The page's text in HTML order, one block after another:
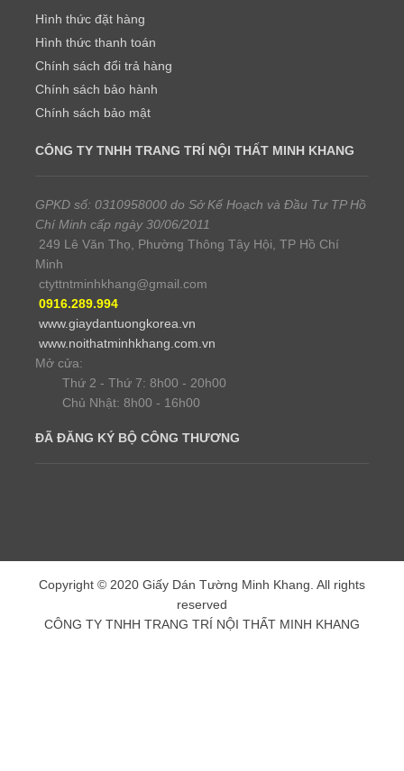
Hình thức đặt hàng
Hình thức thanh toán
Chính sách đổi trả hàng
Chính sách bảo hành
Chính sách bảo mật
CÔNG TY TNHH TRANG TRÍ NỘI THẤT MINH KHANG
GPKD số: 0310958000 do Sở Kế Hoạch và Đầu Tư TP Hồ
Chí Minh cấp ngày 30/06/2011
249 Lê Văn Thọ, Phường Thông Tây Hội, TP Hồ Chí
Minh
ctyttntminhkhang@gmail.com
0916.289.994
www.giaydantuongkorea.vn
www.noithatminhkhang.com.vn
Mở cửa:
Thứ 2 - Thứ 7: 8h00 - 20h00
Chủ Nhật: 8h00 - 16h00
ĐÃ ĐĂNG KÝ BỘ CÔNG THƯƠNG
Copyright © 2020 Giấy Dán Tường Minh Khang. All rights
reserved
CÔNG TY TNHH TRANG TRÍ NỘI THẤT MINH KHANG